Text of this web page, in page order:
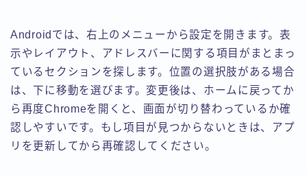
Androidでは、右上のメニューから設定を開きます。表
示やレイアウト、アドレスバーに関する項目がまとまっ
ているセクションを探します。位置の選択肢がある場合
は、下に移動を選びます。変更後は、ホームに戻ってか
ら再度Chromeを開くと、画面が切り替わっているか確
認しやすいです。もし項目が見つからないときは、アプ
リを更新してから再確認してください。